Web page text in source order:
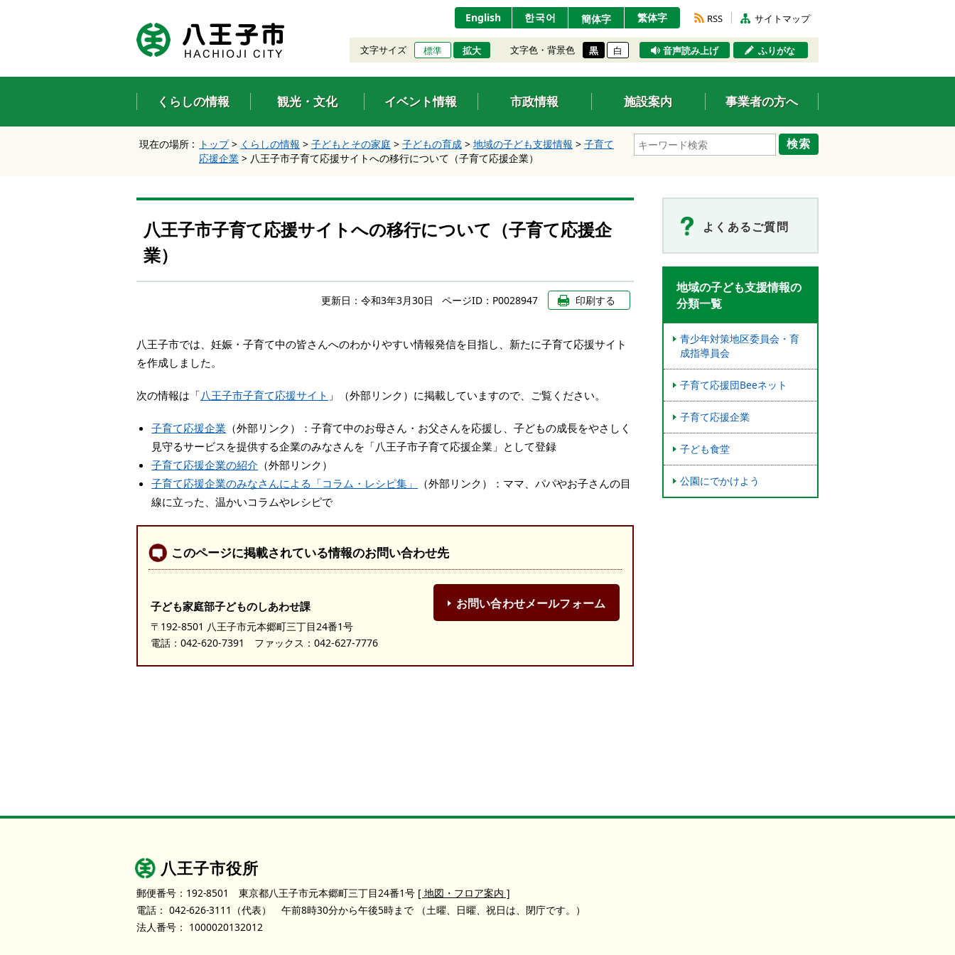
ン
タ
ー
キ
ナ
ビ
ョ
ス
キ
プ
文
へ
移
し
す
English 한국어 簡体字 繁体字 RSS サイトマップ
文字サイズ 標準 拡大 文字色・背景色 黒 白 音声読み上げ ふりがな
くらしの情報 観光・文化 イベント情報 市政情報 施設案内 事業者の方へ
検索
現在の場所 : トップ> くらしの情報 > 子どもとその家庭 > 子どもの育成 > 地域の子ども支援情報 > 子育て
応援企業 > 八王子市子育て応援サイトへの移行について（子育て応援企業）
八王子市子育て応援サイトへの移行について（子育て応援企
業）
更新日： 令和3年3月30日 ページID：P0028947 印刷する
八王子市では、妊娠・子育て中の皆さんへのわかりやすい情報発信を目指し、新たに子育て応援サイト
を作成しました。
次の情報は「八王子市子育て応援サイト 」（外部リンク）に掲載していますので、ご覧ください。
子育て応援企業 （外部リンク）：子育て中のお母さん・お父さんを応援し、子どもの成長をやさしく
見守るサービスを提供する企業のみなさんを「八王子市子育て応援企業」として登録
子育て応援企業の紹介 （外部リンク）
子育て応援企業のみなさんによる「コラム・レシピ集」
（外部リンク）：ママ、パパやお子さんの目
線に立った、温かいコラムやレシピで
このページに掲載されている情報のお問い合わせ先
子ども家庭部子どものしあわせ課
〒192-8501 八王子市元本郷町三丁目24番1号
電話： 042-620-7391 ファックス：042-627-7776
お問い合わせメールフォーム
よくあるご質問
地域の子ども支援情報の
分類一覧
青少年対策地区委員会・育
成指導員会
子育て応援団Beeネット
子育て応援企業
子ども食堂
公園にでかけよう
八王子市役所
郵便番号：192-8501 東京都八王子市元本郷町三丁目24番1号 [ 地図・フロア案内 ]
電話： 042-626-3111 （代表） 午前8時30分から午後5時まで
（土曜、日曜、祝日は、閉庁です。）
法人番号： 1000020132012